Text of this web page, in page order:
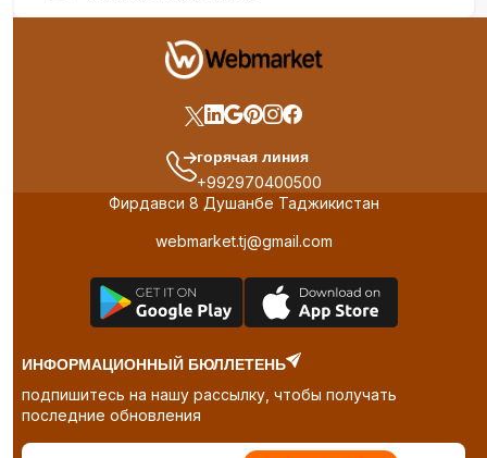
горячая линия
+992970400500
Фирдавси 8 Душанбе Таджикистан
webmarket.tj@gmail.com
ИНФОРМАЦИОННЫЙ БЮЛЛЕТЕНЬ
подпишитесь на нашу рассылку, чтобы получать
последние обновления